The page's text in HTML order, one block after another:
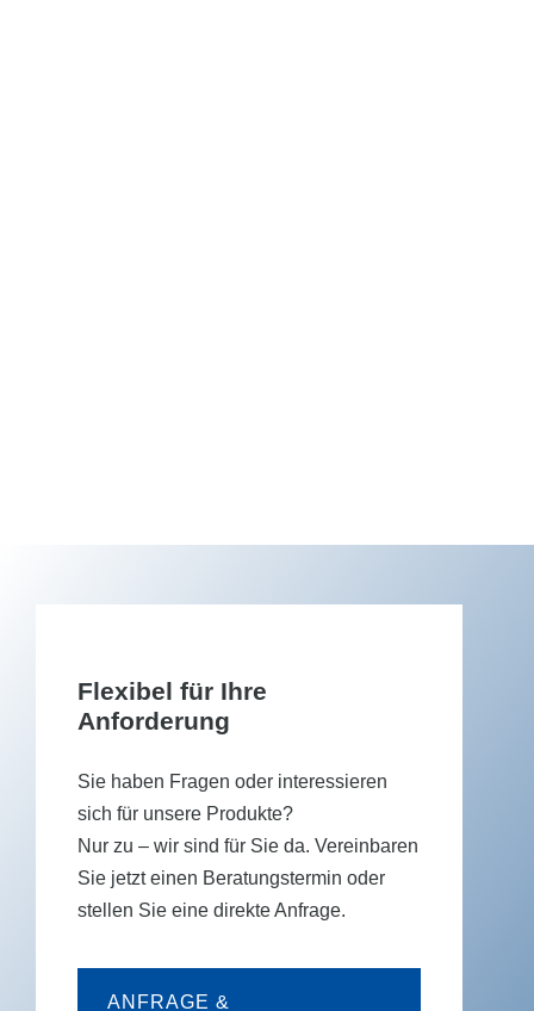
Flexibel für Ihre
Anforderung
Sie haben Fragen oder interessieren
sich für unsere Produkte?
Nur zu – wir sind für Sie da. Vereinbaren
Sie jetzt einen Beratungstermin oder
stellen Sie eine direkte Anfrage.
ANFRAGE &